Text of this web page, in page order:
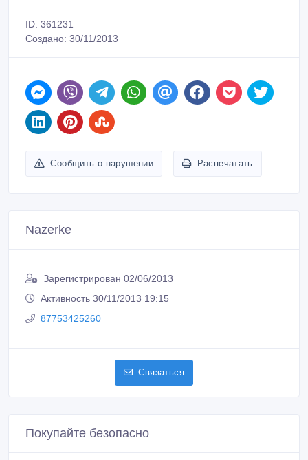
ID: 361231
Создано: 30/11/2013
Сообщить о нарушении Распечатать
Nazerke
Зарегистрирован 02/06/2013
Активность 30/11/2013 19:15
87753425260
Связаться
Покупайте безопасно